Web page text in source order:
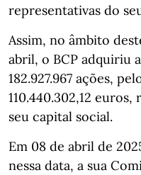
representativas do
Assim, no âmbito
abril, o BCP adquiriu
182.927.967 ações,
110.440.302,12
seu capital social.
Em 08 de abril de
nessa data, a sua